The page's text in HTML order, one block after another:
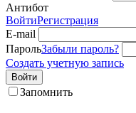
Антибот
ВойтиРегистрация
E-mail
ПарольЗабыли пароль?
Создать учетную запись
Войти
Запомнить